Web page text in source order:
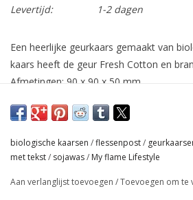
Levertijd:
1-2 dagen
Een heerlijke geurkaars gemaakt van
kaars heeft de geur Fresh Cotton en
Afmetingen: 90 x 90 x 50 mm.
Op de geurkaars staat 'Only the best
grandma'. In de wax vind je een flesje
Voordat je de kaars brandt kan je het
de kurk van het flesje en het briefje eruit
biologische kaarsen /flessenpost/
met tekst/ sojawas/ My flame Lifestyle
Aan verlanglijst toevoegen /Toevoegen om te